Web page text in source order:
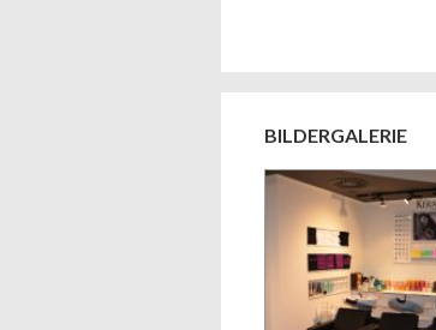
BILDERGALERIE